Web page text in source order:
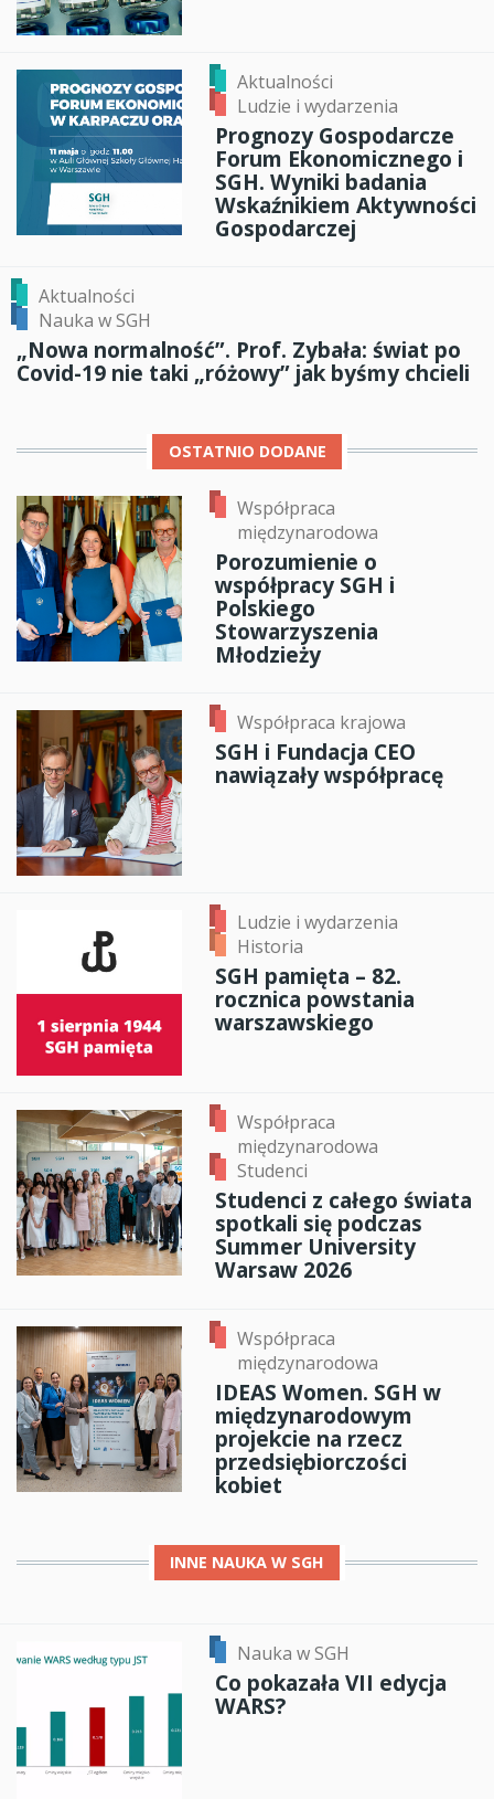
Aktualności
Ludzie i wydarzenia
Prognozy Gospodarcze
Forum Ekonomicznego i
SGH. Wyniki badania
Wskaźnikiem Aktywności
Gospodarczej
Aktualności
Nauka w SGH
„Nowa normalność”. Prof. Zybała: świat po
Covid-19 nie taki „różowy” jak byśmy chcieli
OSTATNIO DODANE
Współpraca
międzynarodowa
Porozumienie o
współpracy SGH i
Polskiego
Stowarzyszenia
Młodzieży
Współpraca krajowa
SGH i Fundacja CEO
nawiązały współpracę
Ludzie i wydarzenia
Historia
SGH pamięta – 82.
rocznica powstania
warszawskiego
Współpraca
międzynarodowa
Studenci
Studenci z całego świata
spotkali się podczas
Summer University
Warsaw 2026
Współpraca
międzynarodowa
IDEAS Women. SGH w
międzynarodowym
projekcie na rzecz
przedsiębiorczości
kobiet
INNE NAUKA W SGH
Nauka w SGH
Co pokazała VII edycja
WARS?